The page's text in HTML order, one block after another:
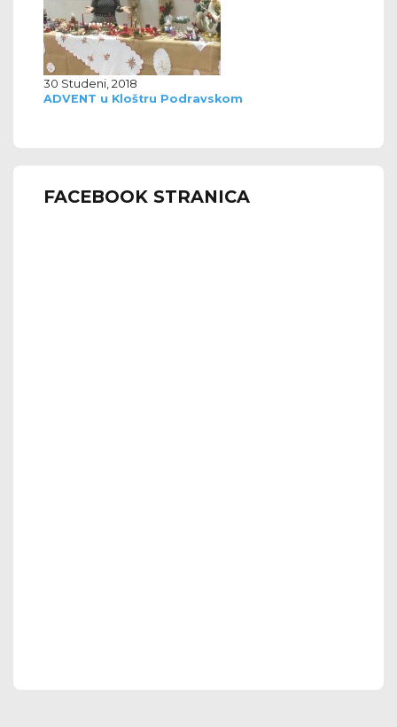
30 Studeni, 2018
ADVENT u Kloštru Podravskom
FACEBOOK STRANICA